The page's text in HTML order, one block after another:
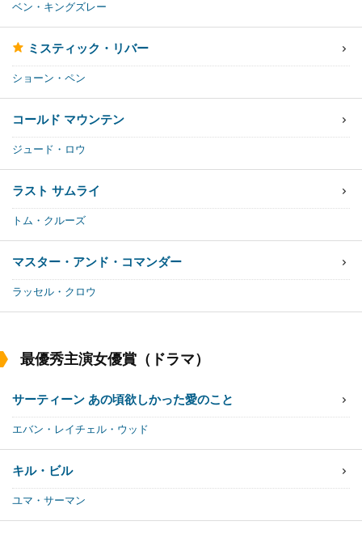
ベン・キングズレー
ミスティック・リバー
ショーン・ペン
コールド マウンテン
ジュード・ロウ
ラスト サムライ
トム・クルーズ
マスター・アンド・コマンダー
ラッセル・クロウ
最優秀主演女優賞（ドラマ）
サーティーン あの頃欲しかった愛のこと
エバン・レイチェル・ウッド
キル・ビル
ユマ・サーマン